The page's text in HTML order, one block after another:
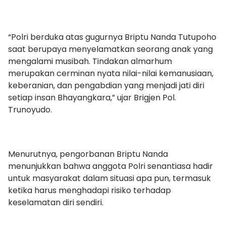
“Polri berduka atas gugurnya Briptu Nanda Tutupoho
saat berupaya menyelamatkan seorang anak yang
mengalami musibah. Tindakan almarhum
merupakan cerminan nyata nilai-nilai kemanusiaan,
keberanian, dan pengabdian yang menjadi jati diri
setiap insan Bhayangkara,” ujar Brigjen Pol.
Trunoyudo.
Menurutnya, pengorbanan Briptu Nanda
menunjukkan bahwa anggota Polri senantiasa hadir
untuk masyarakat dalam situasi apa pun, termasuk
ketika harus menghadapi risiko terhadap
keselamatan diri sendiri.